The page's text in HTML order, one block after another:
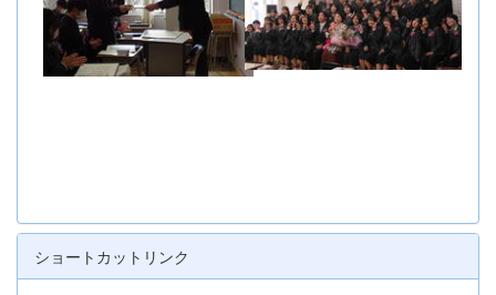
ショートカットリンク